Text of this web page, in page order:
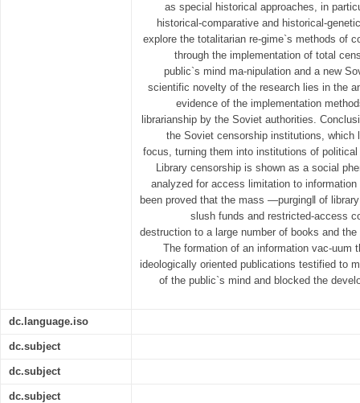
as special historical approaches, in
historical-comparative and historical-
explore the totalitarian re-gime`s methods of
through the implementation of total
public`s mind ma-nipulation and a new
scientific novelty of the research lies in the
evidence of the implementation
librarianship by the Soviet authorities.
the Soviet censorship institutions, which
focus, turning them into institutions of
Library censorship is shown as a social
analyzed for access limitation to
been proved that the mass ―purging‖ of
slush funds and restricted-access
destruction to a large number of books and
The formation of an information vac-uum
ideologically oriented publications testified to
of the public`s mind and blocked the
dc.language.iso
dc.subject
dc.subject
dc.subject